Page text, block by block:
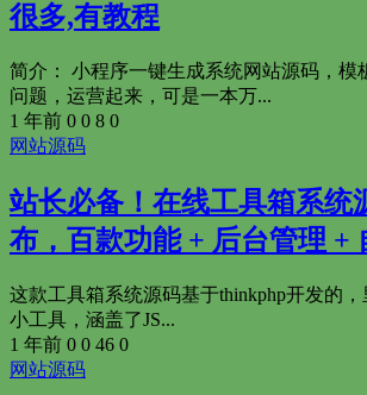
很多,有教程
简介： 小程序一键生成系统网站源码，模
问题，运营起来，可是一本万...
1 年前 0 0 8 0
网站源码
站长必备！在线工具箱系统
布，百款功能 + 后台管理 +
这款工具箱系统源码基于thinkphp开发的
小工具，涵盖了JS...
1 年前 0 0 46 0
网站源码